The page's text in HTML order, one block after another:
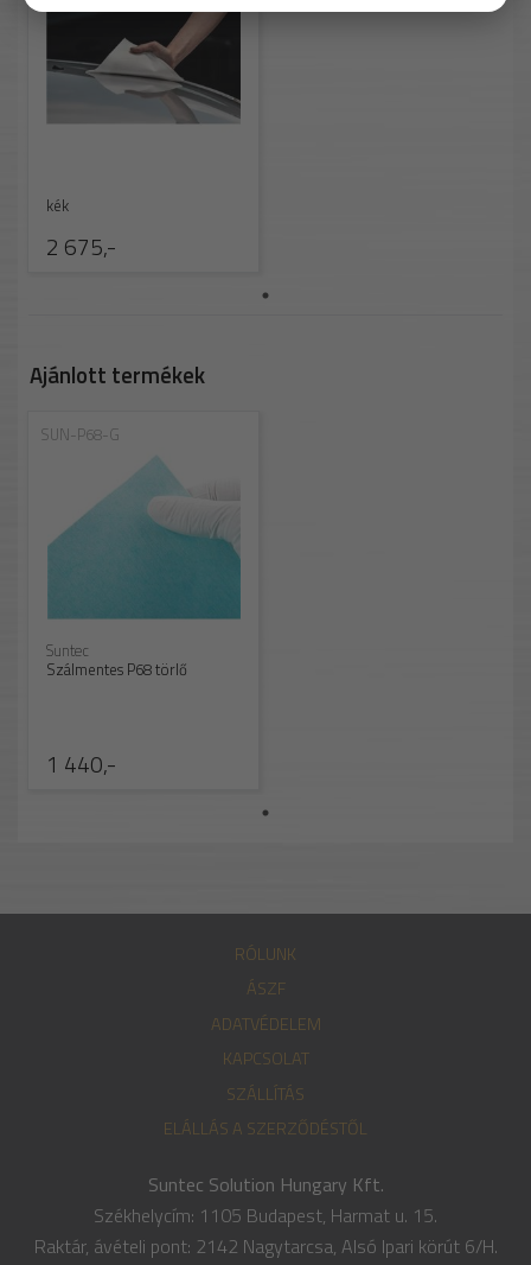
2 675,-
kék
Ajánlott termékek
SUN-P68-G
1 440,-
Suntec
Szálmentes P68 törlő
RÓLUNK
ÁSZF
ADATVÉDELEM
KAPCSOLAT
SZÁLLÍTÁS
ELÁLLÁS A SZERZŐDÉSTŐL
Suntec Solution Hungary Kft.
Székhelycím: 1105 Budapest, Harmat u. 15.
Raktár, ávételi pont: 2142 Nagytarcsa, Alsó Ipari körút 6/H.